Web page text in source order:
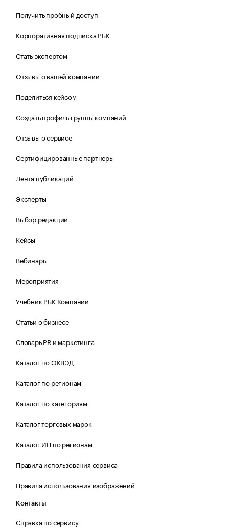
Получить пробный доступ
Корпоративная подписка РБК
Стать экспертом
Отзывы о вашей компании
Поделиться кейсом
Создать профиль группы компаний
Отзывы о сервисе
Сертифицированные партнеры
Лента публикаций
Эксперты
Выбор редакции
Кейсы
Вебинары
Мероприятия
Учебник РБК Компании
Статьи о бизнесе
Словарь PR и маркетинга
Каталог по ОКВЭД
Каталог по регионам
Каталог по категориям
Каталог торговых марок
Каталог ИП по регионам
Правила использования сервиса
Правила использования изображений
Контакты
Справка по сервису